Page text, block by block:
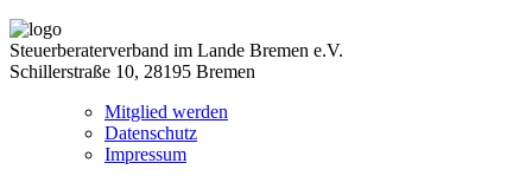
Steuerberaterverband im Lande Bremen e.V.
Schillerstraße 10, 28195 Bremen
Mitglied werden
Datenschutz
Impressum